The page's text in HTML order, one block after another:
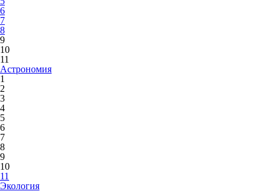
6
7
8
9
10
11
Астрономия
1
2
3
4
5
6
7
8
9
10
11
Экология